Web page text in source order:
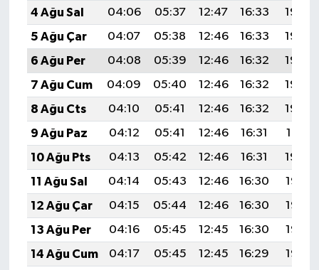
4 Ağu Sal
04:06 05:37 12:47 16:33
19:46
5 Ağu Çar
04:07 05:38 12:46 16:33
19:45
6 Ağu Per
04:08 05:39 12:46 16:32
19:44
7 Ağu Cum
04:09 05:40 12:46 16:32
19:43
8 Ağu Cts
04:10 05:41 12:46 16:32
19:42
9 Ağu Paz
04:12 05:41 12:46 16:31
19:41
10 Ağu Pts
04:13 05:42 12:46 16:31
19:39
11 Ağu Sal
04:14 05:43 12:46 16:30
19:38
12 Ağu Çar
04:15 05:44 12:46 16:30
19:37
13 Ağu Per
04:16 05:45 12:45 16:30
19:36
14 Ağu Cum
04:17 05:45 12:45 16:29
19:35